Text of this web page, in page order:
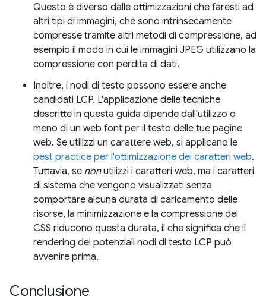
Questo è diverso dalle ottimizzazioni che faresti ad
altri tipi di immagini, che sono intrinsecamente
compresse tramite altri metodi di compressione, ad
esempio il modo in cui le immagini JPEG utilizzano la
compressione con perdita di dati.
Inoltre, i nodi di testo possono essere anche
candidati LCP. L'applicazione delle tecniche
descritte in questa guida dipende dall'utilizzo o
meno di un web font per il testo delle tue pagine
web. Se utilizzi un carattere web, si applicano le
best practice per l'ottimizzazione dei caratteri web.
Tuttavia, se nonutilizzi i caratteri web, ma i caratteri
di sistema che vengono visualizzati senza
comportare alcuna durata di caricamento delle
risorse, la minimizzazione e la compressione del
CSS riducono questa durata, il che significa che il
rendering dei potenziali nodi di testo LCP può
avvenire prima.
Conclusione